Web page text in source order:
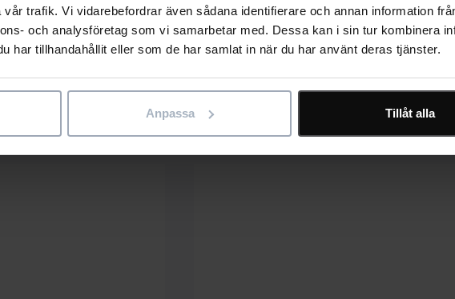
trafik. Vi vidarebefordrar även sådana identifierare och annan information
och analysföretag som vi samarbetar med. Dessa kan i sin tur kombinera
har tillhandahållit eller som de har samlat in när du har använt deras tjänster.
Anpassa Tillåt alla